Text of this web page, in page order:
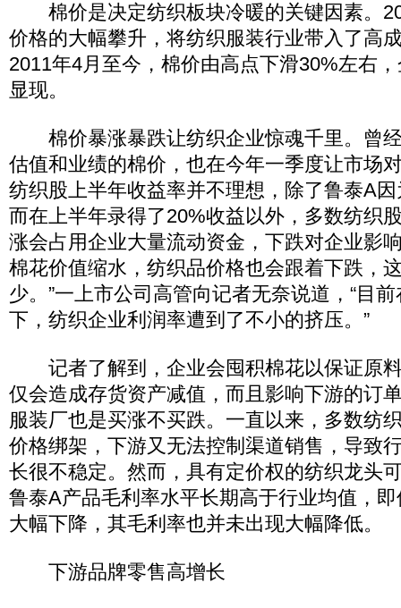
棉价是决定纺织板块冷暖的关键因素。
价格的大幅攀升，将纺织服装行业带入了高
2011年4月至今，棉价由高点下滑30%左右
显现。
棉价暴涨暴跌让纺织企业惊魂千里。曾
估值和业绩的棉价，也在今年一季度让市场
纺织股上半年收益率并不理想，除了鲁泰A
而在上半年录得了20%收益以外，多数纺织
涨会占用企业大量流动资金，下跌对企业影
棉花价值缩水，纺织品价格也会跟着下跌，
少。”一上市公司高管向记者无奈说道，“目
下，纺织企业利润率遭到了不小的挤压。”
记者了解到，企业会囤积棉花以保证原
仅会造成存货资产减值，而且影响下游的订
服装厂也是买涨不买跌。一直以来，多数纺
价格绑架，下游又无法控制渠道销售，导致
长很不稳定。然而，具有定价权的纺织龙头
鲁泰A产品毛利率水平长期高于行业均值，
大幅下降，其毛利率也并未出现大幅降低。
下游品牌零售高增长